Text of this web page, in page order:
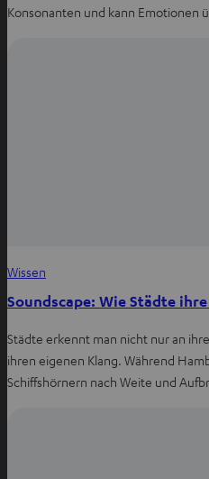
Konsonanten und kann Emotionen
Wissen
Soundscape: Wie Städte
Städte erkennt man nicht nur an
ihren eigenen Klang. Während
Schiffshörnern nach Weite und